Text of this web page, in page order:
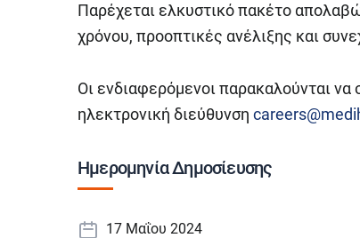
Παρέχεται ελκυστικό πακέτο
χρόνου, προοπτικές ανέλιξης και
Οι ενδιαφερόμενοι παρακαλούνται
ηλεκτρονική διεύθυνση
Ημερομηνία Δημοσίευσης
17 Μαΐου 2024